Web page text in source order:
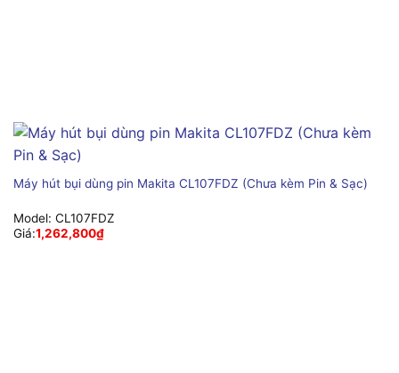
Máy hút bụi dùng pin Makita CL107FDZ (Chưa kèm Pin & Sạc)
Model: CL107FDZ
Giá:1,262,800₫